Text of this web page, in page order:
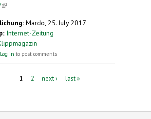
(link is external)
Mardo, 25. July 2017
Internet-Zeitung
130 Jahre Esperanto
Log in to post comments
1 2 next › last »